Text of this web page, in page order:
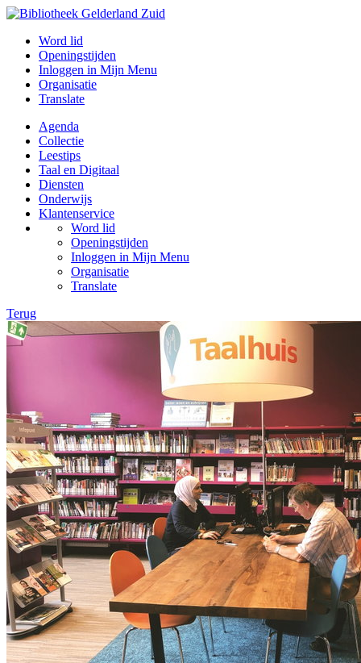
Word lid
Openingstijden
Inloggen in Mijn Menu
Organisatie
Translate
Agenda
Collectie
Leestips
Taal en Digitaal
Diensten
Onderwijs
Klantenservice
Word lid
Openingstijden
Inloggen in Mijn Menu
Organisatie
Translate
Terug